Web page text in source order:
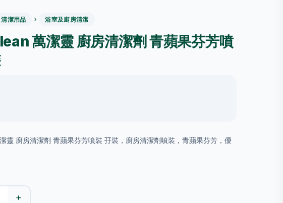
清潔用品 › 浴室及廚房清潔
萬潔靈 廚房清潔劑 青蘋果芬芳噴
靈 廚房清潔劑 青蘋果芬芳噴裝 孖裝，廚房清潔劑噴裝，青蘋果芬芳，優
+